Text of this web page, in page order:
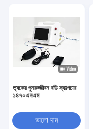
ত্বকের পুনরুজ্জীবন বডি স্কাল্পচার
১৪৭০এনএম
ভালো দাম